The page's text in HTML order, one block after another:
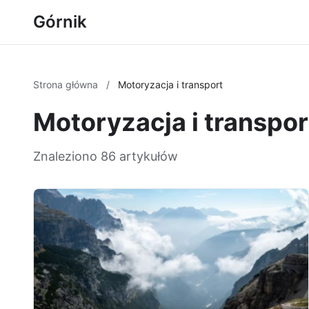
Górnik
Strona główna / Motoryzacja i transport
Motoryzacja i
Znaleziono 86 artykułów